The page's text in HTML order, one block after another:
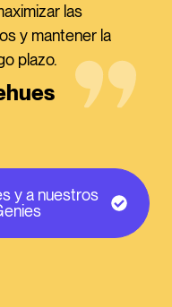
las
y mantener la
plazo.
y a nuestros